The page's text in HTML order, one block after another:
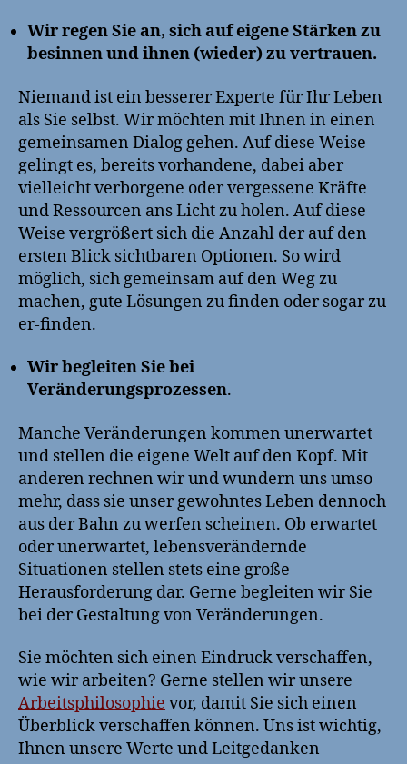
Wir regen Sie an, sich auf eigene Stärken zu
besinnen und ihnen (wieder) zu vertrauen.
Niemand ist ein besserer Experte für Ihr Leben
als Sie selbst. Wir möchten mit Ihnen in einen
gemeinsamen Dialog gehen. Auf diese Weise
gelingt es, bereits vorhandene, dabei aber
vielleicht verborgene oder vergessene Kräfte
und Ressourcen ans Licht zu holen. Auf diese
Weise vergrößert sich die Anzahl der auf den
ersten Blick sichtbaren Optionen. So wird
möglich, sich gemeinsam auf den Weg zu
machen, gute Lösungen zu finden oder sogar zu
er-finden.
Wir begleiten Sie bei
Veränderungsprozessen.
Manche Veränderungen kommen unerwartet
und stellen die eigene Welt auf den Kopf. Mit
anderen rechnen wir und wundern uns umso
mehr, dass sie unser gewohntes Leben dennoch
aus der Bahn zu werfen scheinen. Ob erwartet
oder unerwartet, lebensverändernde
Situationen stellen stets eine große
Herausforderung dar. Gerne begleiten wir Sie
bei der Gestaltung von Veränderungen.
Sie möchten sich einen Eindruck verschaffen,
wie wir arbeiten? Gerne stellen wir unsere
Arbeitsphilosophie vor, damit Sie sich einen
Überblick verschaffen können. Uns ist wichtig,
Ihnen unsere Werte und Leitgedanken